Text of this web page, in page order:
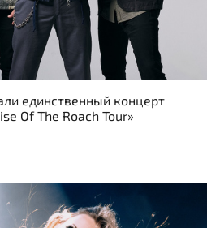
единственный концерт
Of The Roach Tour»